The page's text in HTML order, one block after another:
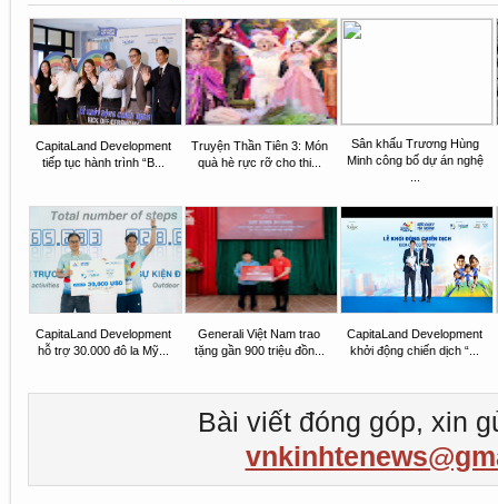
CapitaLand Development
tiếp tục hành trình “B...
Truyện Thần Tiên 3: Món
quà hè rực rỡ cho thi...
Sân khấu Trương Hùng
Minh công bố dự án nghệ
CapitaLand Development
hỗ trợ 30.000 đô la Mỹ...
Generali Việt Nam trao
tặng gần 900 triệu đồn...
CapitaLand Development
khởi động chiến dịch “...
Bài viết đóng góp, xin